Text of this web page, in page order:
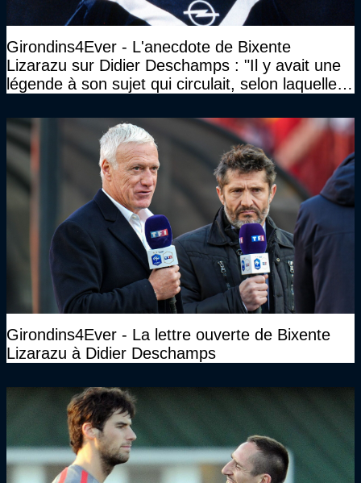
Girondins4Ever - L'anecdote de Bixente
Lizarazu sur Didier Deschamps : "Il y avait une
légende à son sujet qui circulait, selon laquelle il
Girondins4Ever - La lettre ouverte de Bixente
Lizarazu à Didier Deschamps